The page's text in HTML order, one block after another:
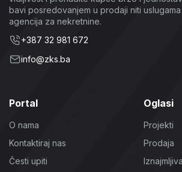
bavi posredovanjem u prodaji niti
agencija za nekretnine.
+387 32 981 672
info@zks.ba
Portal
O nama
Kontaktiraj nas
Česti upiti
Oglasi
Projekti
Prodaja